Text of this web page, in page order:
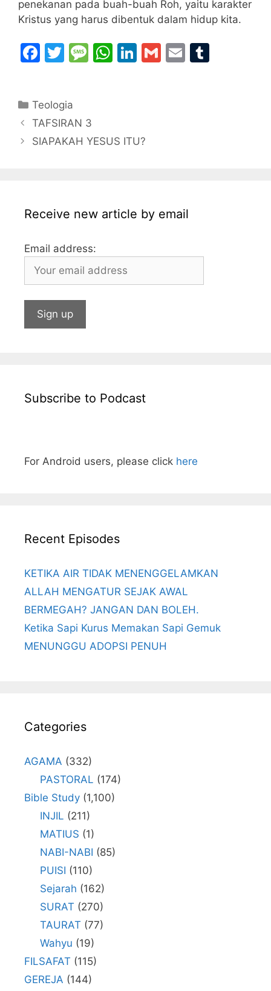
penekanan pada buah-buah Roh, yaitu karakter
Kristus yang harus dibentuk dalam hidup kita.
F
e
b
o
T
er
M
a
g
W
p
Li
n
G
E
Categories
Teologia
TAFSIRAN 3
SIAPAKAH YESUS ITU?
Receive new article by email
Email address:
Subscribe to Podcast
For Android users, please click here
Recent Episodes
KETIKA AIR TIDAK MENENGGELAMKAN
ALLAH MENGATUR SEJAK AWAL
BERMEGAH? JANGAN DAN BOLEH.
Ketika Sapi Kurus Memakan Sapi Gemuk
MENUNGGU ADOPSI PENUH
Categories
AGAMA (332)
PASTORAL (174)
Bible Study (1,100)
INJIL (211)
MATIUS (1)
NABI-NABI (85)
PUISI (110)
Sejarah (162)
SURAT (270)
TAURAT (77)
Wahyu (19)
FILSAFAT (115)
GEREJA (144)